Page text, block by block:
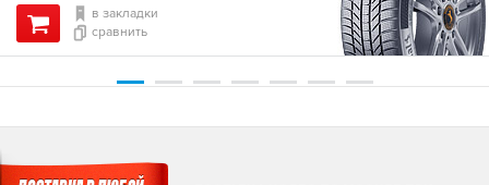
в закладки
сравнить